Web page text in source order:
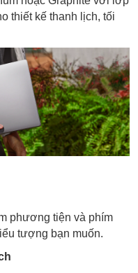
thiết kế thanh lịch, tối
phương tiện và phím
tượng bạn muốn.